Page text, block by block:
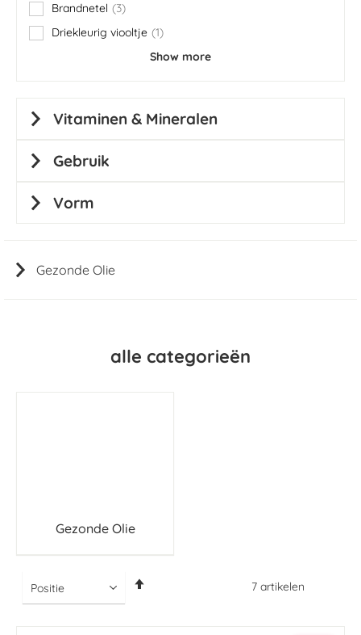
alle categorieën
Gezonde Olie
7 artikelen
Gezonde Olie
Brandnetel
3
items
Driekleurig viooltje 1
item
Show more
Vitaminen & Mineralen
Gebruik
Vorm